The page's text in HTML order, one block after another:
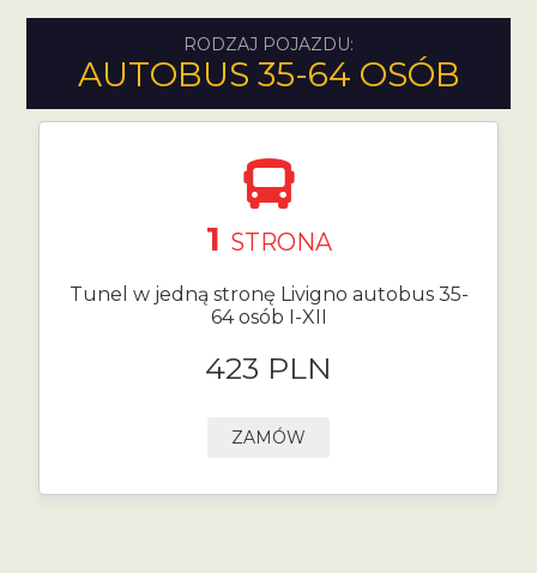
RODZAJ POJAZDU:
AUTOBUS 35-64 OSÓB
1 STRONA
Tunel w jedną stronę Livigno autobus 35-
64 osób I-XII
423 PLN
ZAMÓW